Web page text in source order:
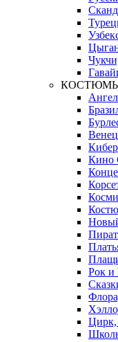
Кино
Рок и
Цирк,